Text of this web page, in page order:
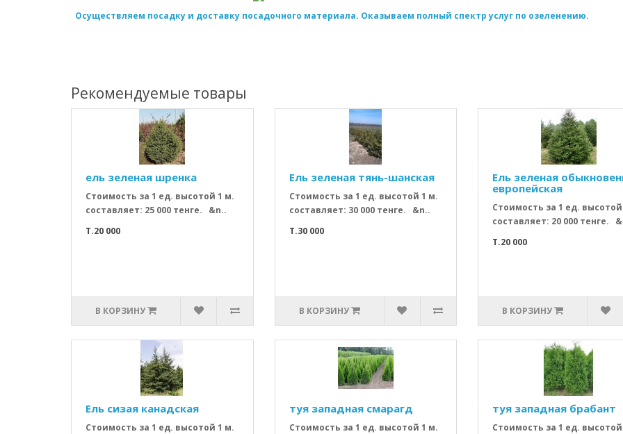
Осуществляем посадку и доставку посадочного материала. Оказываем полный спектр услуг по озеленению.
Рекомендуемые товары
ель зеленая шренка
Стоимость за 1 ед. высотой 1 м.
составляет: 25 000 тенге. &n..
T.20 000
В КОРЗИНУ
Ель зеленая тянь-шанская
Стоимость за 1 ед. высотой 1 м.
составляет: 30 000 тенге. &n..
T.30 000
В КОРЗИНУ
Ель зеленая
европейская
Стоимость за 1 ед.
составляет: 20 000 тенге.
T.20 000
В КОРЗИНУ
Ель сизая канадская
Стоимость за 1 ед. высотой 1 м.
туя западная смарагд
Стоимость за 1 ед. высотой 1 м.
туя западная брабант
Стоимость за 1 ед.